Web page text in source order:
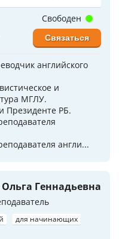
английского
и
МГЛУ.
Президенте РБ.
англи...
Свободен
Связаться
Геннадьевна
для начинающих